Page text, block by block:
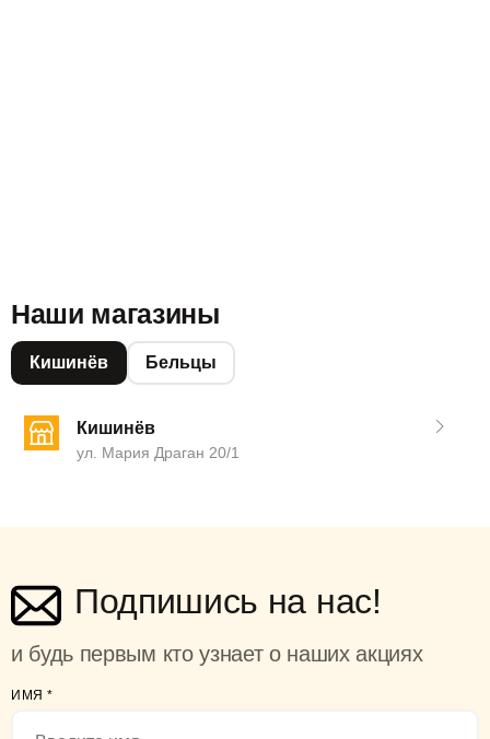
Наши магазины
Кишинёв Бельцы
Кишинёв
ул. Мария Драган 20/1
Подпишись на нас!
и будь первым кто узнает о наших акциях
ИМЯ *